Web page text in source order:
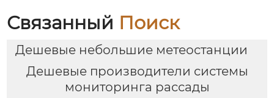
Связанный Поиск
Дешевые небольшие метеостанции
Дешевые производители системы
мониторинга рассады